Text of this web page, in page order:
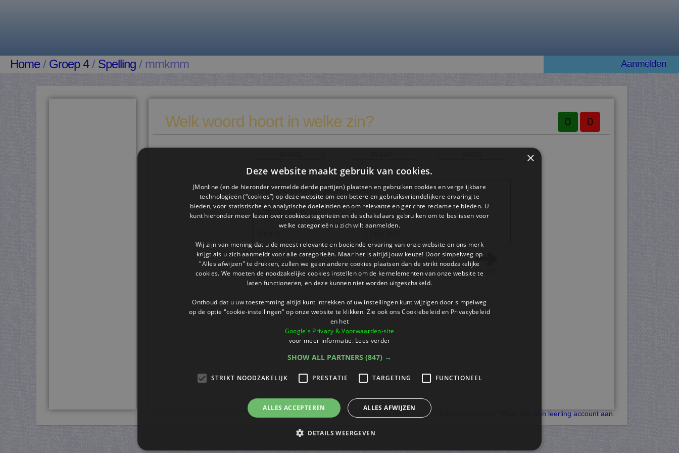
Home/ Groep 4/ Spelling / mmkmm Aanmelden
Welk woord hoort in welke zin? 0 0
De holbewoner gebruikt een .
Mijn broer is al .
Wil je je scores bijhouden en stickers verdienen? Maak dan een leerling account aan.
×
Deze website maakt gebruik van cookies.
JMonline (en de hieronder vermelde derde partijen) plaatsen en gebruiken cookies en vergelijkbare
technologieën (“cookies”) op deze website om een ​​betere en gebruiksvriendelijkere ervaring te
bieden, voor statistische en analytische doeleinden en om relevante en gerichte reclame te bieden. U
kunt hieronder meer lezen over cookiecategorieën en de schakelaars gebruiken om te beslissen voor
welke categorieën u zich wilt aanmelden.
Wij zijn van mening dat u de meest relevante en boeiende ervaring van onze website en ons merk
krijgt als u zich aanmeldt voor alle categorieën. Maar het is altijd jouw keuze! Door simpelweg op
"Alles afwijzen" te drukken, zullen we geen andere cookies plaatsen dan de strikt noodzakelijke
cookies. We moeten de noodzakelijke cookies instellen om de kernelementen van onze website te
laten functioneren, en deze kunnen niet worden uitgeschakeld.
Onthoud dat u uw toestemming altijd kunt intrekken of uw instellingen kunt wijzigen door simpelweg
op de optie "cookie-instellingen" op onze website te klikken. Zie ook ons ​​Cookiebeleid en Privacybeleid
en het
Google's Privacy & Voorwaarden-site
voor meer informatie. Lees verder
SHOW ALL PARTNERS (847) →
STRIKT NOODZAKELIJK PRESTATIE TARGETING FUNCTIONEEL
ALLES ACCEPTEREN ALLES AFWIJZEN
DETAILS WEERGEVEN